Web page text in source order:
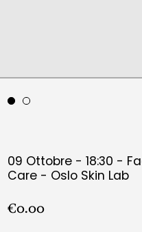
09 Ottobre - 18:30 -
Care - Oslo Skin Lab
Regular
€0.00